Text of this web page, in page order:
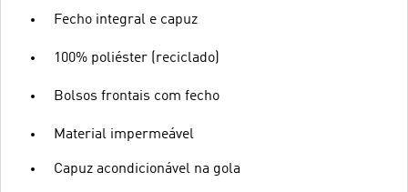
Fecho integral e capuz
100% poliéster (reciclado)
Bolsos frontais com fecho
Material impermeável
Capuz acondicionável na gola